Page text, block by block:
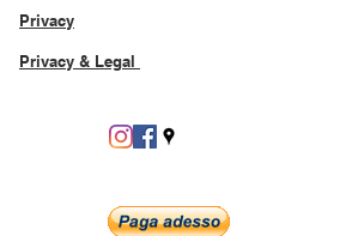
Privacy
Privacy & Legal